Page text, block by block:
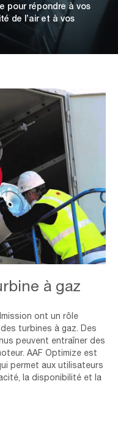
pour répondre à vos
de l’air et à vos
à gaz
ont un rôle
turbines à gaz. Des
peuvent entraîner des
AAF Optimize est
permet aux utilisateurs
la disponibilité et la